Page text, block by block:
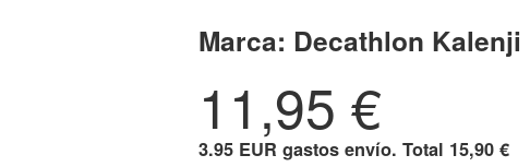
Marca: Decathlon Kalenji
11,95 €
3.95 EUR gastos envío. Total 15,90 €